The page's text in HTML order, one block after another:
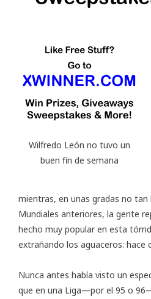
Wilfredo León no tuvo un
buen fin de semana
mientras, en unas gradas no tan
Mundiales anteriores, la gente
hecho muy popular en esta
extrañando los aguaceros: hace
Nunca antes había visto un
que en una Liga—por el 95 o